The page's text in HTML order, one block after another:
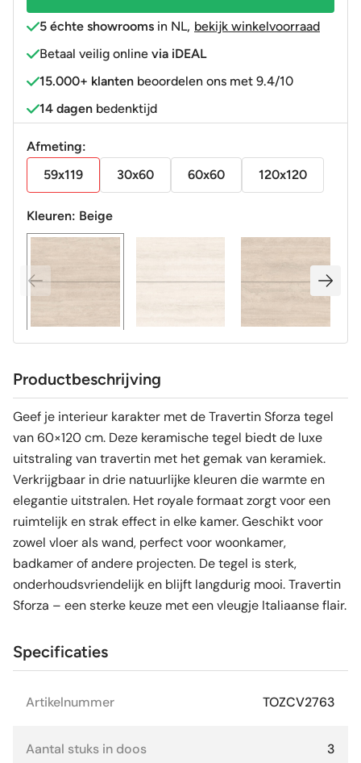
5 échte showrooms in NL, bekijk winkelvoorraad
Betaal veilig online via iDEAL
15.000+ klanten beoordelen ons met 9.4/10
14 dagen bedenktijd
Afmeting:
59x119
30x60 60x60 120x120
Kleuren: Beige
Productbeschrijving
Geef je interieur karakter met de Travertin Sforza tegel
van 60×120 cm. Deze keramische tegel biedt de luxe
uitstraling van travertin met het gemak van keramiek.
Verkrijgbaar in drie natuurlijke kleuren die warmte en
elegantie uitstralen. Het royale formaat zorgt voor een
ruimtelijk en strak effect in elke kamer. Geschikt voor
zowel vloer als wand, perfect voor woonkamer,
badkamer of andere projecten. De tegel is sterk,
onderhoudsvriendelijk en blijft langdurig mooi. Travertin
Sforza – een sterke keuze met een vleugje Italiaanse flair.
Specificaties
Artikelnummer TOZCV2763
Aantal stuks in doos 3